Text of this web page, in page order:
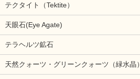
テクタイト（Tektite）
天眼石(Eye Agate)
テラヘルツ鉱石
天然クォーツ・グリーンクォーツ（緑水晶）